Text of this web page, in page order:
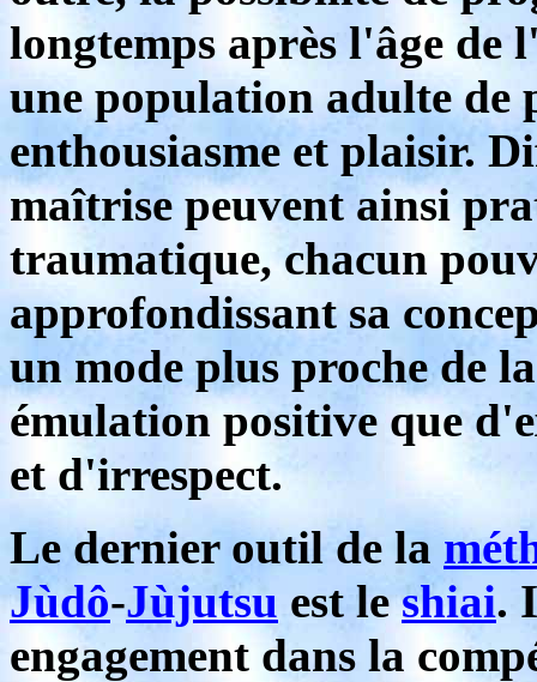
longtemps après l'âge de
une population adulte de
enthousiasme et plaisir.
maîtrise peuvent ainsi
traumatique, chacun
approfondissant sa
un mode plus proche de
émulation positive que
et d'irrespect.
Le dernier outil de la
Jùdô-Jùjutsu est leshiai.
engagement dans la